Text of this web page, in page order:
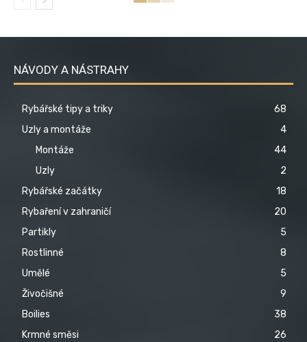
NÁVODY A NÁSTRAHY
Rybářské tipy a triky
68
Uzly a montáže
4
Montáže
44
Uzly
2
Rybářské začátky
18
Rybaření v zahraničí
20
Partikly
5
Rostlinné
8
Umělé
5
Živočišné
9
Boilies
38
Krmné směsi
26